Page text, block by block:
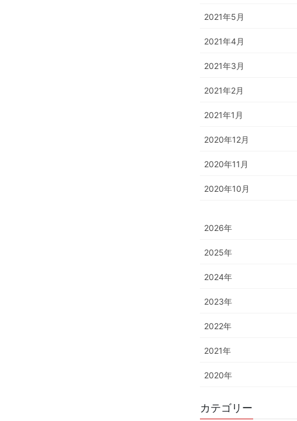
2021年5月
2021年4月
2021年3月
2021年2月
2021年1月
2020年12月
2020年11月
2020年10月
2026年
2025年
2024年
2023年
2022年
2021年
2020年
カテゴリー